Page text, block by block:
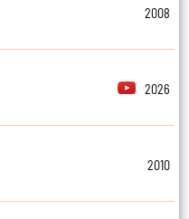
2008
2026
2010